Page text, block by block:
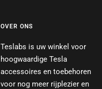
OVER ONS
Teslabs is uw winkel voor
hoogwaardige Tesla
accessoires en toebehoren
voor nog meer rijplezier en